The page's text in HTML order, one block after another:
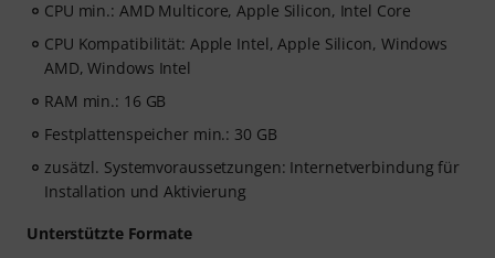
CPU min.: AMD Multicore, Apple Silicon, Intel Core
CPU Kompatibilität: Apple Intel, Apple Silicon, Windows
AMD, Windows Intel
RAM min.: 16 GB
Festplattenspeicher min.: 30 GB
zusätzl. Systemvoraussetzungen: Internetverbindung für
Installation und Aktivierung
Unterstützte Formate